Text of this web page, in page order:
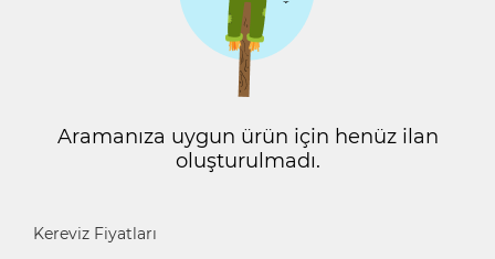
Aramanıza uygun ürün için henüz ilan
oluşturulmadı.
Kereviz Fiyatları